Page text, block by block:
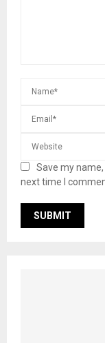
Save my
next time I